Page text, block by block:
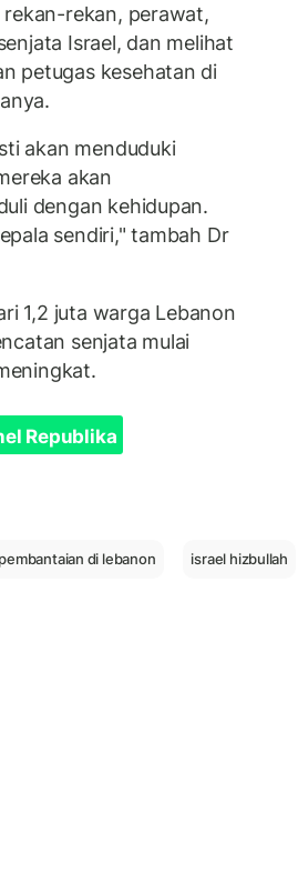
rekan, perawat,
Israel, dan melihat
petugas kesehatan di
akan menduduki
akan
dengan kehidupan.
sendiri," tambah Dr
1,2 juta warga Lebanon
senjata mulai
Republika
pembantaian di lebanon israel hizbullah